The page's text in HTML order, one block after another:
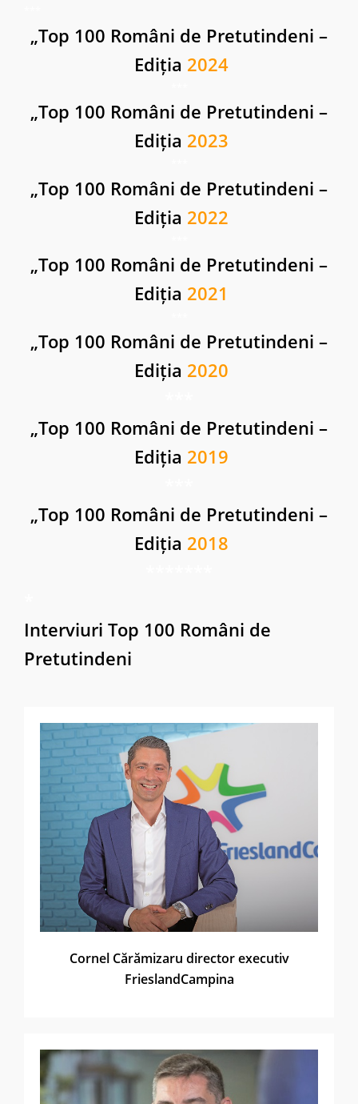
„Top 100 Români de Pretutindeni –
Ediția 2024
„Top 100 Români de Pretutindeni –
Ediția 2023
„Top 100 Români de Pretutindeni –
Ediția 2022
„Top 100 Români de Pretutindeni –
Ediția 2021
„Top 100 Români de Pretutindeni –
Ediția 2020
„Top 100 Români de Pretutindeni –
Ediția 2019
„Top 100 Români de Pretutindeni –
Ediția 2018
Interviuri Top 100 Români de
Pretutindeni
Cornel Cărămizaru director executiv
Friesland­Campina